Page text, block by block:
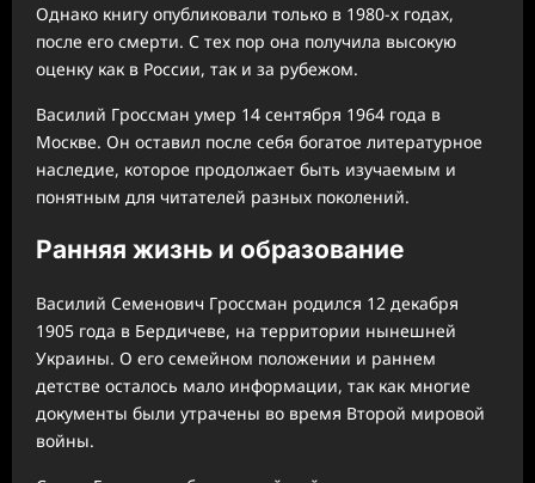
Однако книгу опубликовали только в 1980-х годах,
после его смерти. С тех пор она получила высокую
оценку как в России, так и за рубежом.
Василий Гроссман умер 14 сентября 1964 года в
Москве. Он оставил после себя богатое литературное
наследие, которое продолжает быть изучаемым и
понятным для читателей разных поколений.
Ранняя жизнь и образование
Василий Семенович Гроссман родился 12 декабря
1905 года в Бердичеве, на территории нынешней
Украины. О его семейном положении и раннем
детстве осталось мало информации, так как многие
документы были утрачены во время Второй мировой
войны.